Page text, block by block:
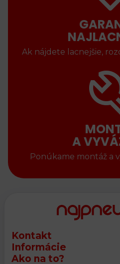
Ak nájdete lacnejšie,
A
Ponúkame montáž a
Kontakt
Informácie
Ako na to?